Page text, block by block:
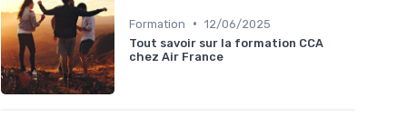
Formation • 12/06/2025
Tout savoir sur la formation CCA
chez Air France